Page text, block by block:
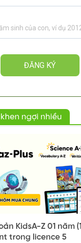
ngợi nhiều
KidsA-Z 01 năm (1
trong licence 5